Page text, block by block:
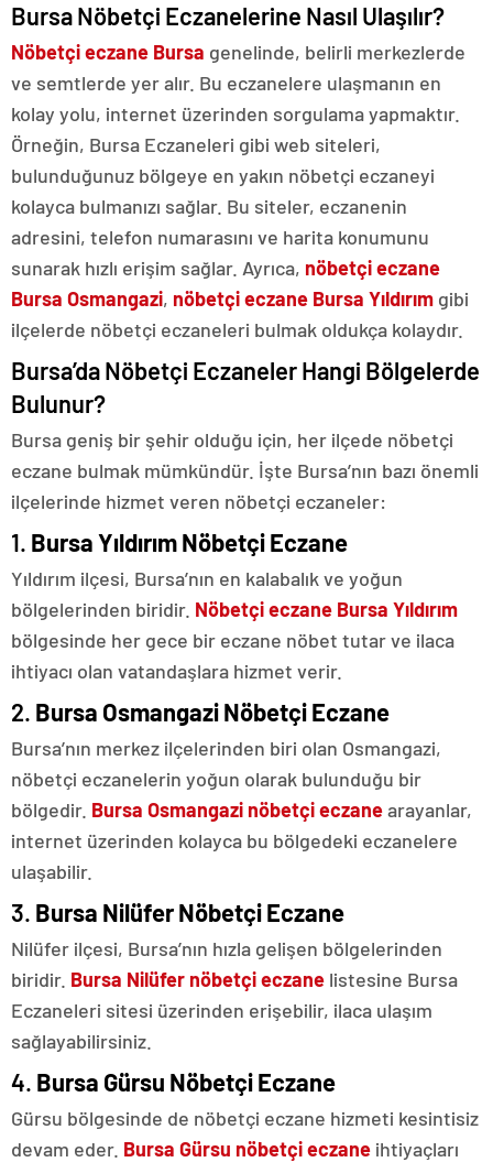
Bursa Nöbetçi Eczanelerine Nasıl Ulaşılır?
Nöbetçi eczane Bursa genelinde, belirli merkezlerde
ve semtlerde yer alır. Bu eczanelere ulaşmanın en
kolay yolu, internet üzerinden sorgulama yapmaktır.
Örneğin, Bursa Eczaneleri gibi web siteleri,
bulunduğunuz bölgeye en yakın nöbetçi eczaneyi
kolayca bulmanızı sağlar. Bu siteler, eczanenin
adresini, telefon numarasını ve harita konumunu
sunarak hızlı erişim sağlar. Ayrıca, nöbetçi eczane
Bursa Osmangazi, nöbetçi eczane Bursa Yıldırım gibi
ilçelerde nöbetçi eczaneleri bulmak oldukça kolaydır.
Bursa’da Nöbetçi Eczaneler Hangi Bölgelerde
Bulunur?
Bursa geniş bir şehir olduğu için, her ilçede nöbetçi
eczane bulmak mümkündür. İşte Bursa’nın bazı önemli
ilçelerinde hizmet veren nöbetçi eczaneler:
1. Bursa Yıldırım Nöbetçi Eczane
Yıldırım ilçesi, Bursa’nın en kalabalık ve yoğun
bölgelerinden biridir. Nöbetçi eczane Bursa Yıldırım
bölgesinde her gece bir eczane nöbet tutar ve ilaca
ihtiyacı olan vatandaşlara hizmet verir.
2. Bursa Osmangazi Nöbetçi Eczane
Bursa’nın merkez ilçelerinden biri olan Osmangazi,
nöbetçi eczanelerin yoğun olarak bulunduğu bir
bölgedir. Bursa Osmangazi nöbetçi eczanearayanlar,
internet üzerinden kolayca bu bölgedeki eczanelere
ulaşabilir.
3. Bursa Nilüfer Nöbetçi Eczane
Nilüfer ilçesi, Bursa’nın hızla gelişen bölgelerinden
biridir. Bursa Nilüfer nöbetçi eczane listesine Bursa
Eczaneleri sitesi üzerinden erişebilir, ilaca ulaşım
sağlayabilirsiniz.
4. Bursa Gürsu Nöbetçi Eczane
Gürsu bölgesinde de nöbetçi eczane hizmeti kesintisiz
devam eder. Bursa Gürsu nöbetçi eczane ihtiyaçları